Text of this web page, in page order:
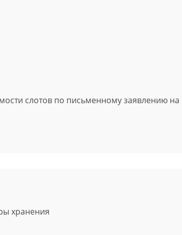
слотов по письменному заявлению
хранения